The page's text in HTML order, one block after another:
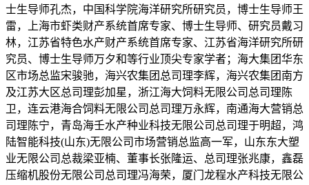
士生导师孔杰，中国科学院海洋研究所研究员，博士生导师王
雷，上海市虾类财产系统首席专家、博士生导师、研究员戴习
林，江苏省特色水产财产系统首席专家、江苏省海洋研究所研
究员、博士生导师万夕和等行业顶尖专家学者；海大集团华东
区市场总监宋骏驰，海兴农集团总司理李辉，海兴农集团南方
及江苏大区总司理彭加星，浙江海大饲料无限公司总司理陈
卫，连云港海合饲料无限公司总司理万永辉，南通海大营销总
司理陈宁，青岛海壬水产种业科技无限公司总司理于明超，鸿
陆智能科技(山东)无限公司市场营销总监高一军，山东东大塑
业无限公司总裁梁亚楠、董事长张隆运、总司理张兆康，鑫磊
压缩机股份无限公司总司理冯海荣，厦门龙程水产科技无限公